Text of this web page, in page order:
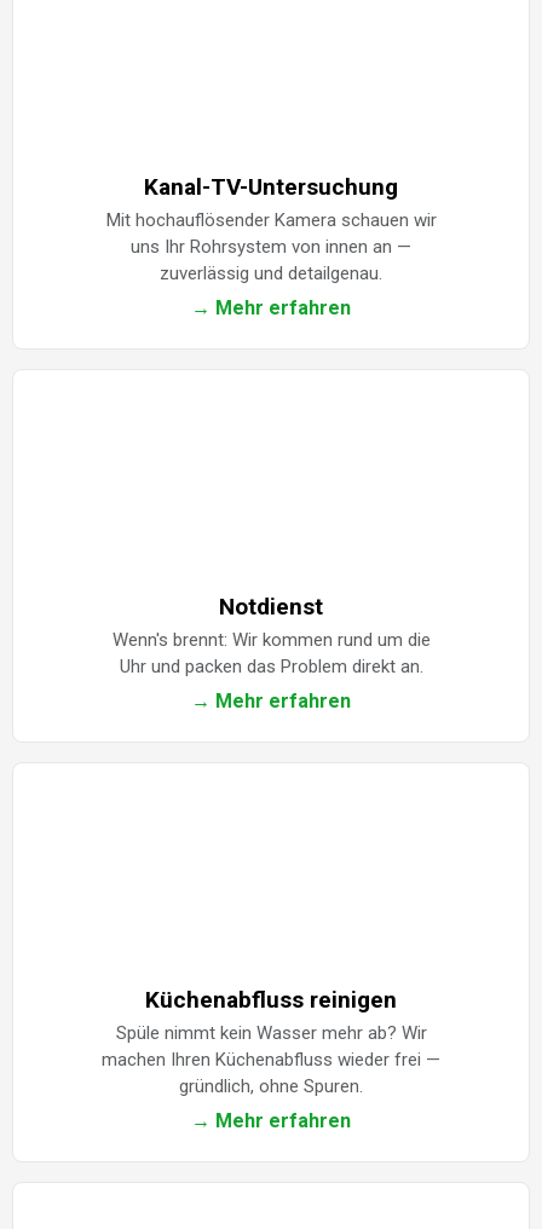
Kanal-TV-Untersuchung
Mit hochauflösender Kamera schauen wir
uns Ihr Rohrsystem von innen an —
zuverlässig und detailgenau.
→ Mehr erfahren
Notdienst
Wenn's brennt: Wir kommen rund um die
Uhr und packen das Problem direkt an.
→ Mehr erfahren
Küchenabfluss reinigen
Spüle nimmt kein Wasser mehr ab? Wir
machen Ihren Küchenabfluss wieder frei —
gründlich, ohne Spuren.
→ Mehr erfahren